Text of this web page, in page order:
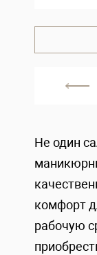
Не один
комфорт
рабочую